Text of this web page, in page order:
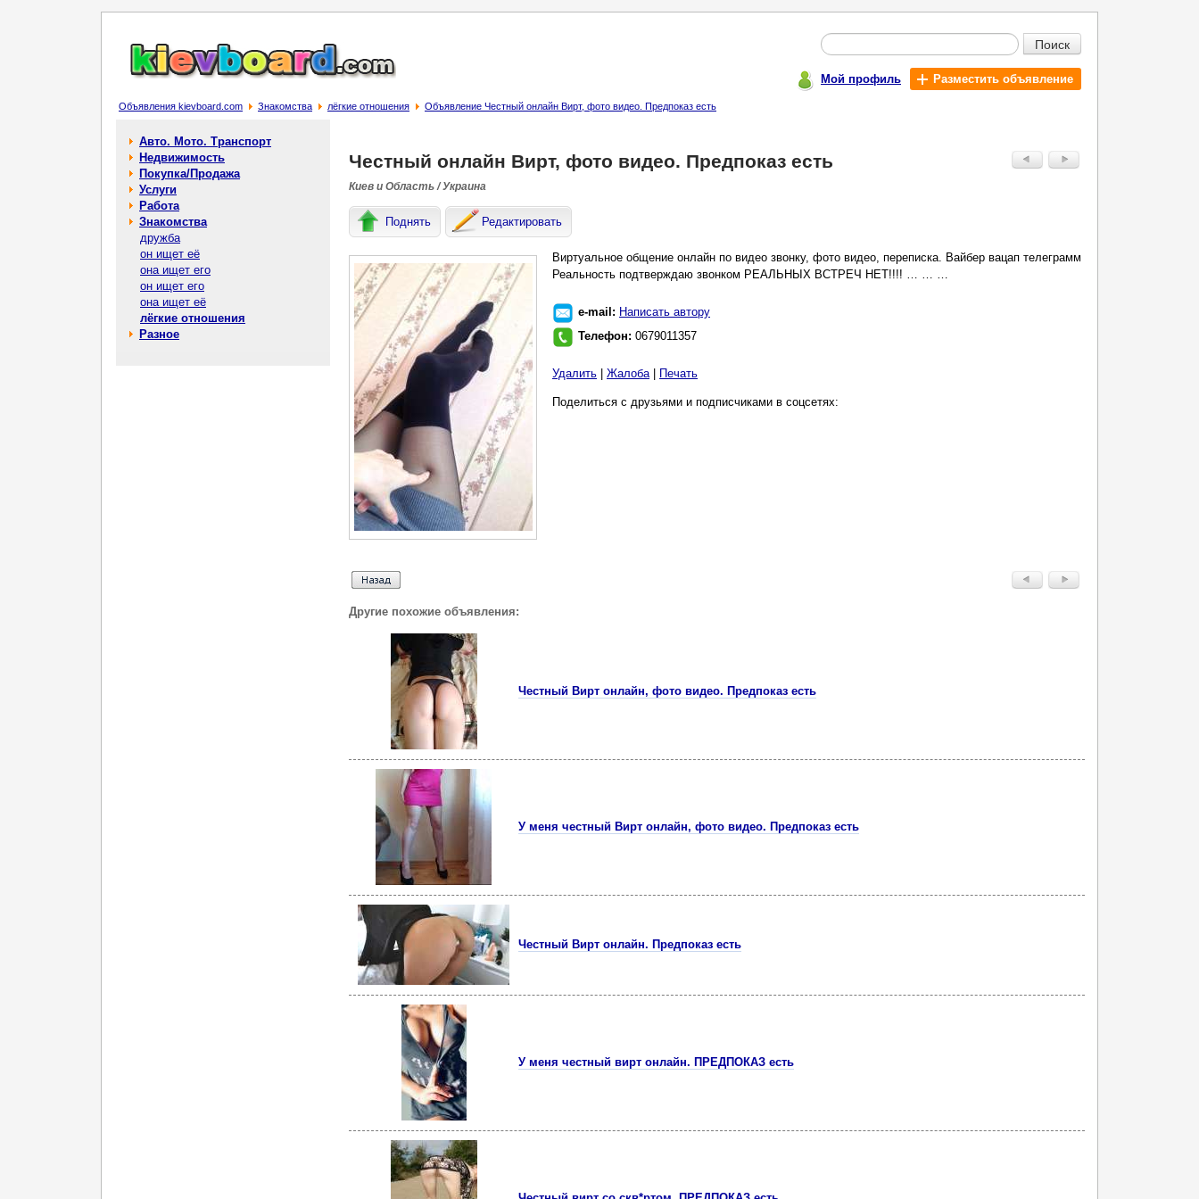
Поиск
Мой профиль Разместить объявление
Объявления kievboard.com Знакомства лёгкие отношения Объявление Честный онлайн Вирт, фото видео. Предпоказ есть
Авто. Мото. Транспорт
Недвижимость
Покупка/Продажа
Услуги
Работа
Знакомства
дружба
он ищет её
она ищет его
он ищет его
она ищет её
лёгкие отношения
Разное
Честный онлайн Вирт, фото видео. Предпоказ есть
Киев и Область / Украина
Поднять Редактировать
Виртуальное общение онлайн по видео звонку, фото видео, переписка. Вaйбep вацaп тeлегpaмм
Реальность подтверждаю звонком РЕАЛЬНЫХ ВСТРЕЧ НЕТ!!!! … … …
e-mail: Написать автору
Телефон: 0679011357
Удалить Жалоба| Печать
Поделиться с друзьями и подписчиками в соцсетях:
Другие похожие объявления:
Честный Вирт онлайн, фото видео. Предпоказ есть
У меня честный Вирт онлайн, фото видео. Предпоказ есть
Честный Вирт онлайн. Предпоказ есть
У меня честный вирт онлайн. ПРЕДПОКАЗ есть